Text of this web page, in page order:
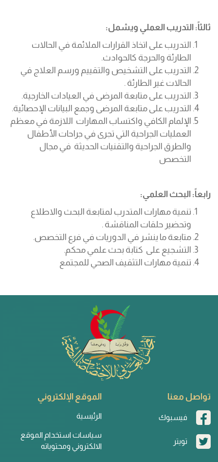
ثالثاً: التدریب العملي ویشمل:
التدریب على اتخاذ القرارات الملائمة في الحالات
الطارئة والحرجة كالحوادث.
التدریب على التشخیص والتقییم ورسم العلاج في
الحالات غیر الطارئة .
التدریب على متابعة المرضى في العیادات الخارجیة.
التدریب على متابعة المرضى وجمع البیانات الإحصائیة.
الإلمام الكافي واكتساب المھارات اللازمة في معظم
العملیات الجراحیة التي تجرى في جراحات الأطفال
والطرق الجراحیة والتقنیات الحدیثة في مجال
التخصص
رابعاً: البحث العلمي:
تنمية مھارات المتدرب لمتابعة البحث والاطلاع
وتحضير حلقات المناقشة .
متابعة ما ینشر في الدوریات في فرع التخصص.
التشجیع على كتابة بحث علمي محكم.
تنمیة مھارات التثقیف الصحي للمجتمع
تواصل معنا
فيسبوك
تويتر
الموقع الإلكتروني
الرئيسية
سياسات استخدام الموقع
الالكتروني ومحتوياته